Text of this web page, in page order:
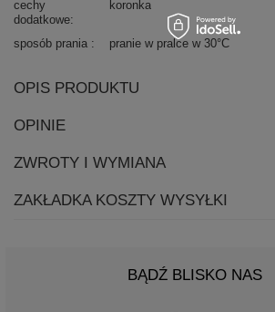
cechy
dodatkowe
koronka
sposób prania pranie w pralce w 30°C
OPIS PRODUKTU
OPINIE
ZWROTY I WYMIANA
ZAKŁADKA KOSZTY WYSYŁKI
BĄDŹ BLISKO NAS